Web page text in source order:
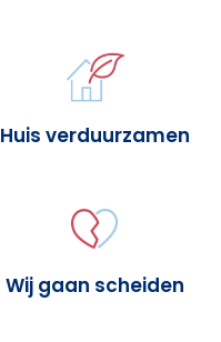
Huis verduurzamen
Wij gaan scheiden